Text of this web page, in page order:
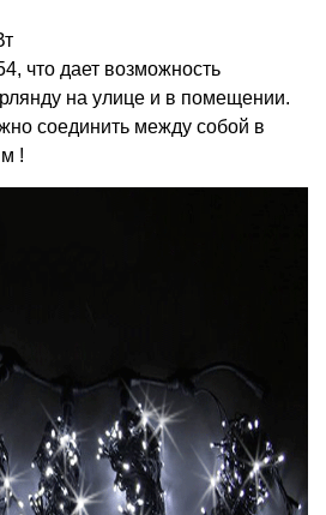
что дает возможность
на улице и в помещении.
соединить между собой в
!